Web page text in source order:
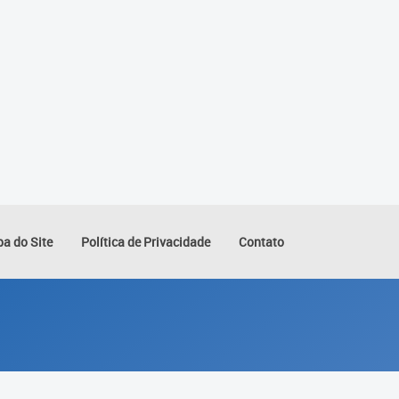
do Site Política de Privacidade Contato